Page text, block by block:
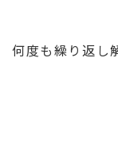
何度も繰り返し